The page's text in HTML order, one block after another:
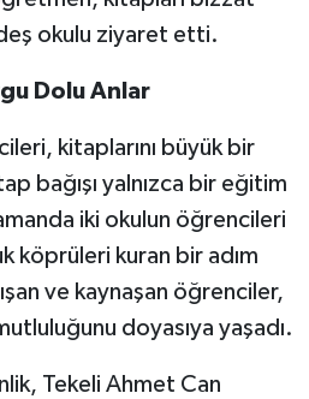
okulu ziyaret etti.
Dolu Anlar
kitaplarını büyük bir
bağışı yalnızca bir eğitim
iki okulun öğrencileri
köprüleri kuran bir adım
ve kaynaşan öğrenciler,
doyasıya yaşadı.
Tekeli Ahmet Can